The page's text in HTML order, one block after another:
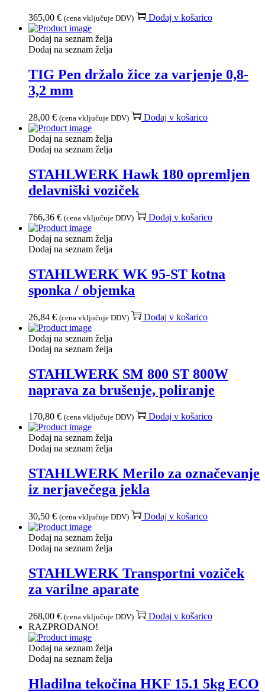
365,00 € (cena vključuje DDV) Dodaj v košarico
Dodaj na seznam želja
Dodaj na seznam želja
TIG Pen držalo žice za varjenje 0,8-
3,2 mm
28,00 € (cena vključuje DDV) Dodaj v košarico
Dodaj na seznam želja
Dodaj na seznam želja
STAHLWERK Hawk 180 opremljen
delavniški voziček
766,36 € (cena vključuje DDV) Dodaj v košarico
Dodaj na seznam želja
Dodaj na seznam želja
STAHLWERK WK 95-ST kotna
sponka / objemka
26,84 € (cena vključuje DDV) Dodaj v košarico
Dodaj na seznam želja
Dodaj na seznam želja
STAHLWERK SM 800 ST 800W
naprava za brušenje, poliranje
170,80 € (cena vključuje DDV) Dodaj v košarico
Dodaj na seznam želja
Dodaj na seznam želja
STAHLWERK Merilo za označevanje
iz nerjavečega jekla
30,50 € (cena vključuje DDV) Dodaj v košarico
Dodaj na seznam želja
Dodaj na seznam želja
STAHLWERK Transportni voziček
za varilne aparate
268,00 € (cena vključuje DDV)
Dodaj v košarico
RAZPRODANO!
Dodaj na seznam želja
Dodaj na seznam želja
Hladilna tekočina HKF 15.1 5kg ECO